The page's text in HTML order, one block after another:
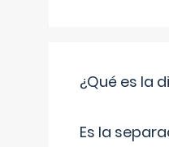
¿Qué es la
Es la